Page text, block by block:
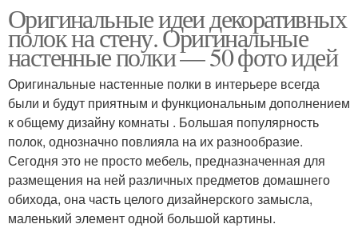
Полки в интерьере Эксклюзивные полки
Оригинальные полки Модульные полки
Стеллаж из модульных
полок
Оригинальные идеи декоративных
полок на стену. Оригинальные
настенные полки — 50 фото идей
Оригинальные настенные полки в интерьере всегда
были и будут приятным и функциональным дополнением
к общему дизайну комнаты . Большая популярность
полок, однозначно повлияла на их разнообразие.
Сегодня это не просто мебель, предназначенная для
размещения на ней различных предметов домашнего
обихода, она часть целого дизайнерского замысла,
маленький элемент одной большой картины.